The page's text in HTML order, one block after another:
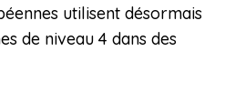
utilisent désormais
de niveau 4 dans des